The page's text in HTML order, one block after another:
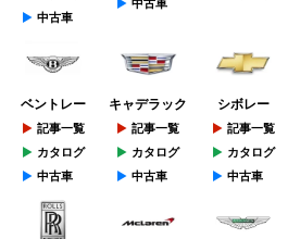
中古車
中古車
ベントレー
記事一覧
カタログ
中古車
キャデラック
記事一覧
カタログ
中古車
シボレー
記事一覧
カタログ
中古車